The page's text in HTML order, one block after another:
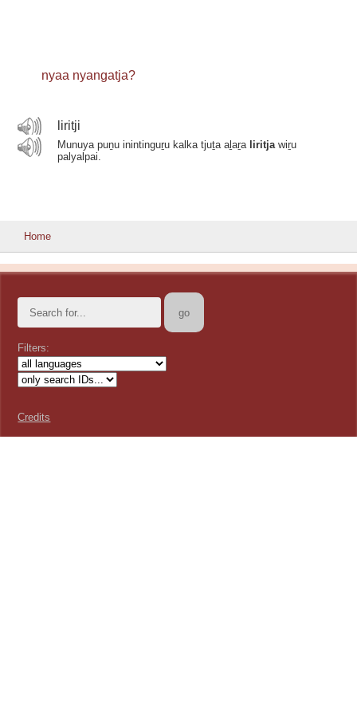
nyaa nyangatja?
liritji
Munuya puṉu inintinguṟu kalka tjuṯa aḻaṟa liritja wiṟu
palyalpai.
Home
Filters:
Credits